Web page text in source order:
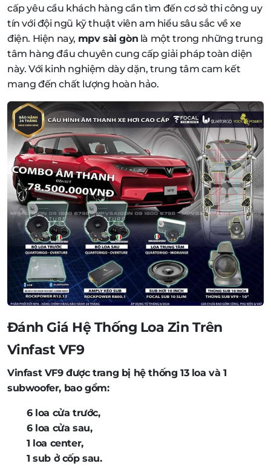
cấp yêu cầu khách hàng cần tìm đến cơ sở thi công uy
tín với đội ngũ kỹ thuật viên am hiểu sâu sắc về xe
điện. Hiện nay, mpv sài gòn là một trong những trung
tâm hàng đầu chuyên cung cấp giải pháp toàn diện
này. Với kinh nghiệm dày dặn, trung tâm cam kết
mang đến chất lượng hoàn hảo.
Đánh Giá Hệ Thống Loa Zin Trên
Vinfast VF9
Vinfast VF9 được trang bị hệ thống 13 loa và 1
subwoofer, bao gồm:
6 loa cửa trước,
6 loa cửa sau,
1 loa center,
1 sub ở cốp sau.